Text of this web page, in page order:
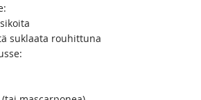
suklaata rouhittuna